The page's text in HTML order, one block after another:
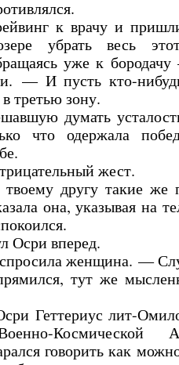
к врачу и
убрать весь
уже к
— И пусть кто-
третью зону.
думать
что одержала
жест.
другу такие же
она, указывая на
Осри вперед.
женщина. —
тут же
Геттериус лит-
Космической
говорить как можно